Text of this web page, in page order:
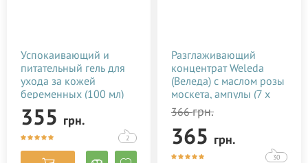
Успокаивающий и
питательный гель для
ухода за кожей
беременных (100 мл)
355 грн.
2
Разглаживающий
концентрат Weleda
(Веледа) с маслом розы
москета, ампулы (7 х
0,8 мл)
366грн.
365 грн.
30